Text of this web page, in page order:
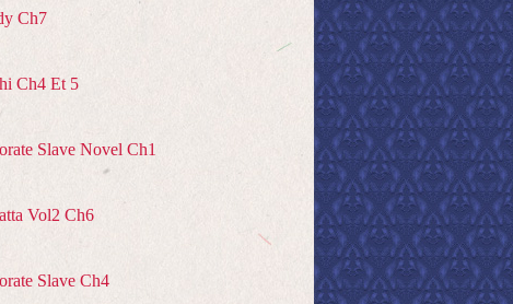
Ch7
Ch4 Et 5
Slave Novel Ch1
Vol2 Ch6
Slave Ch4